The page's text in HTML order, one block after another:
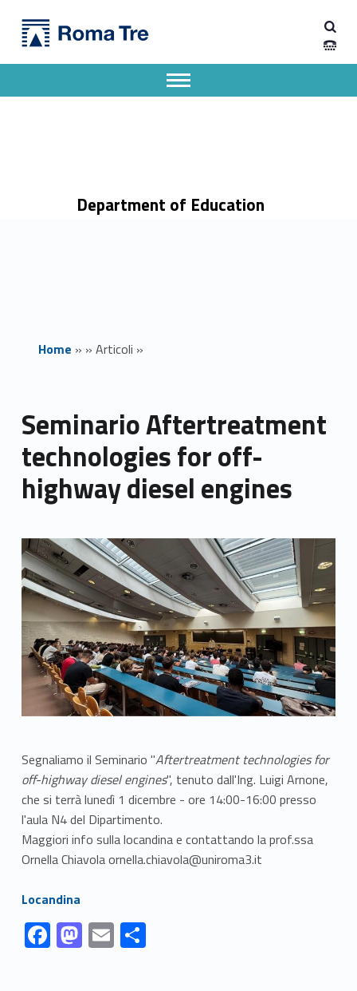
Seminario Aftertreatment technologies for off-highway diesel engines - Dipartimento di Scienze della Formazione
Dipartimento di Scienze della Formazione dell'Università degli Studi Roma Tre
Department of Education
Apri il menu secondario
Header info sidebar
Home » » Articoli »
Seminario Aftertreatment
technologies for off-
highway diesel engines
Link identifier archive #link-archive-thumb-soap-64277
Segnaliamo il Seminario "Aftertreatment technologies for
off-highway diesel engines", tenuto dall'Ing. Luigi Arnone,
che si terrà lunedì 1 dicembre - ore 14:00-16:00 presso
l'aula N4 del Dipartimento.
Maggiori info sulla locandina e contattando la prof.ssa
Ornella Chiavola ornella.chiavola@uniroma3.it
Link identifier #identifier__90766-1Locandina
Link identifier #identifier__104356-1
F
ac
Link identifier #identifier__69468-2 M
as
Link identifier #identifier__117621-3 E
m
Link identifier #identifier__180526-4 S
h